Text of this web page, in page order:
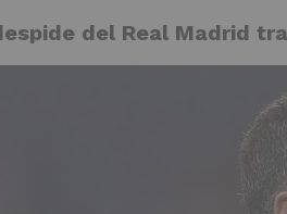
del Real Madrid